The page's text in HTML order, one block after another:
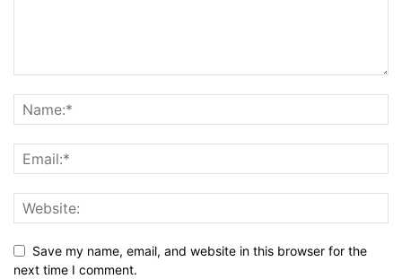
Save my name, email, and website in this browser for the
next time I comment.